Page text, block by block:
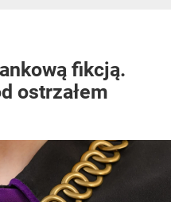
fikcją.
ostrzałem